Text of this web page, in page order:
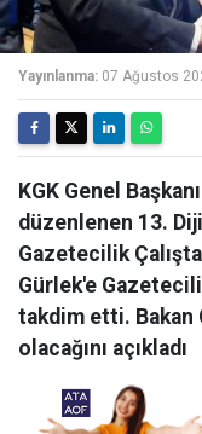
Yayınlanma: 07 Ağustos
KGK Genel
düzenlenen 13.
Gazetecilik
Gürlek'e
takdim etti. Bakan
olacağını açıkladı